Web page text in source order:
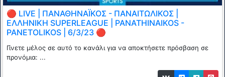
🔴 LIVE | ΠΑΝΑΘΗΝΑΪΚΟΣ - ΠΑΝΑΙΤΩΛΙΚΟΣ |
ΕΛΛΗΝΙΚΗ SUPERLEΑGUE | PANATHINAIKOS -
PANETOLIKOS | 6/3/23 🔴
Γίνετε μέλος σε αυτό το κανάλι για να αποκτήσετε πρόσβαση σε
προνόμια: ...